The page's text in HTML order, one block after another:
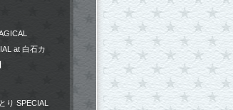
at 白石カ
り SPECIAL